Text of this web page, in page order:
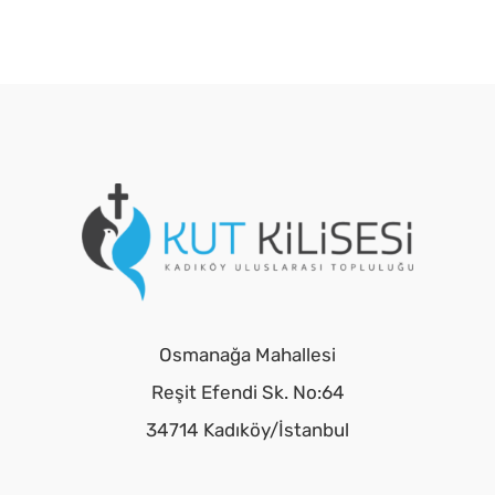
Osmanağa Mahallesi
Reşit Efendi Sk. No:64
34714 Kadıköy/İstanbul